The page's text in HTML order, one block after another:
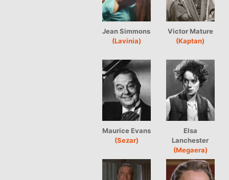
Jean Simmons
(Lavinia)
Victor Mature
(Kaptan)
Maurice Evans
(Sezar)
Elsa
Lanchester
(Megaera)